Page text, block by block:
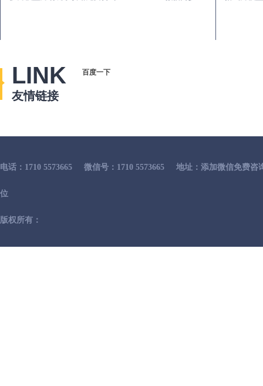
LINK
友情链接
百度一下
电话：1710 5573665 微信号：1710 5573665 地址：添加微信免费咨
位
版权所有：